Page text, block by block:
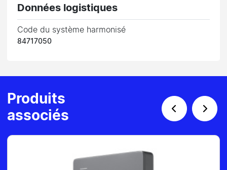
Données logistiques
Code du système harmonisé
84717050
Produits
associés